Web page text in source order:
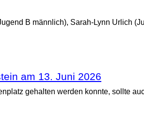
B männlich), Sarah-Lynn Urlich
am 13. Juni 2026
gehalten werden konnte, sollte